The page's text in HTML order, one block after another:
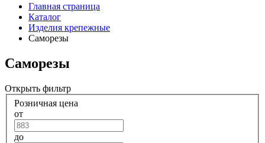
Главная страница
Каталог
Изделия крепежные
Саморезы
Саморезы
Открыть фильтр
Розничная цена
от
до